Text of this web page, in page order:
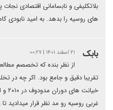
بلاتکلیفی و نابسامانی اقتصادی
های روسیه را بدهد. به امید نابودی
بابک ۲۱ اسفند ۱۴۰۱ | ۰۰:۲۷
از نظر بنده که تخصصم
تقریبا ‌دقیق و جامع بود. اکر چه در
غربی روسیه رو مد نظر قرار